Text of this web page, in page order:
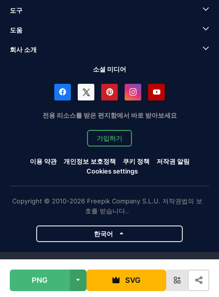
PNG SVG
도구
도움
회사 소개
소셜 미디어
전용 리소스를 받은 편지함에서 바로 받아보세요
가입하기
이용 약관 개인정보 보호정책 쿠키 정책
저작권 알림
Cookies settings
Copyright © 2010-2026 Freepik Company S.L.U. 저작권법의 보
호를 받습니다..
한국어